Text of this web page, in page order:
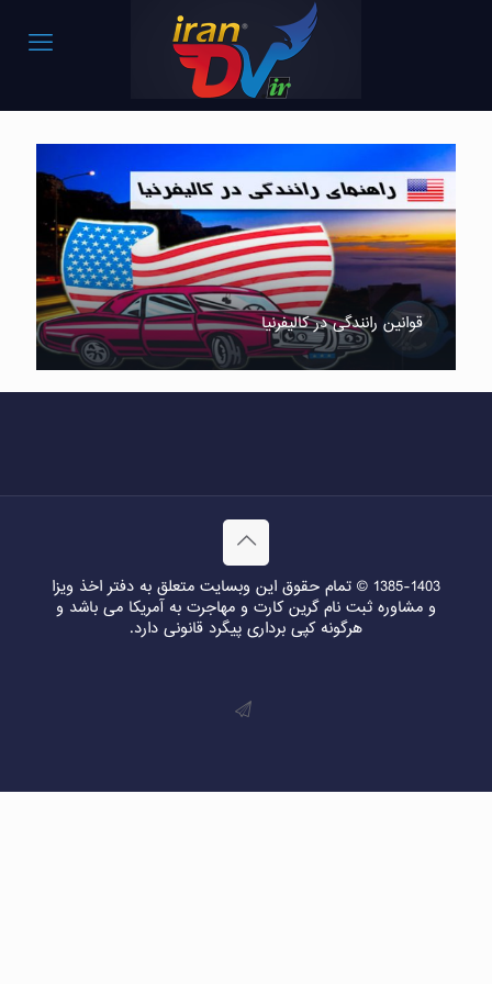
قوانین رانندگی در کالیفرنیا
1385-1403 © تمام حقوق این وبسایت متعلق به دفتر اخذ ویزا
و مشاوره ثبت نام گرین کارت و مهاجرت به آمریکا می باشد و
هرگونه کپی برداری پیگرد قانونی دارد.